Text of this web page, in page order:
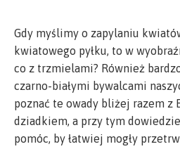
Gdy myślimy o zapylaniu
kwiatowego pyłku, to w
co z trzmielami? Również
czarno-białymi bywalcami
poznać te owady bliżej razem z
dziadkiem, a przy tym
pomóc, by łatwiej mogły